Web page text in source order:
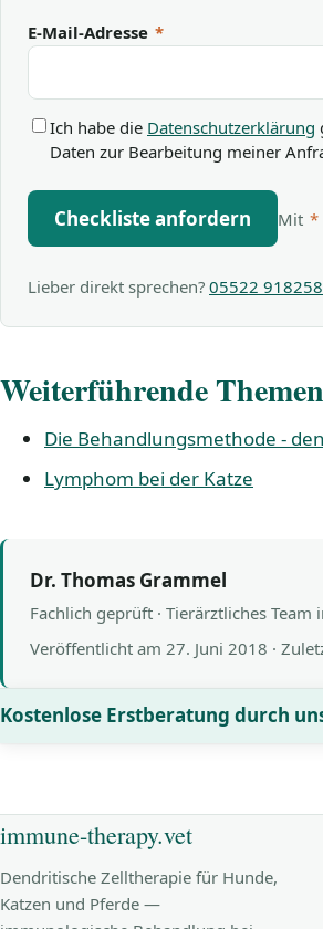
E-Mail-Adresse *
Ich habe die Datenschutzerklärung
Daten zur Bearbeitung meiner
Checkliste anfordern Mit *
Lieber direkt sprechen? 05522
Weiterführende Themen
Die Behandlungsmethode -
Lymphom bei der Katze
Dr. Thomas Grammel
Fachlich geprüft · Tierärztliches
Veröffentlicht am 27. Juni 2018 ·
Kostenlose Erstberatung durch
immune-therapy.vet
Dendritische Zelltherapie für Hunde,
Katzen und Pferde —